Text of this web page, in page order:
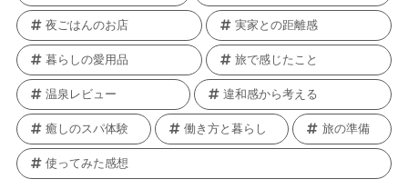
夜ごはんのお店 実家との距離感
暮らしの愛用品 旅で感じたこと
温泉レビュー 違和感から考える
癒しのスパ体験 働き方と暮らし 旅の準備
使ってみた感想